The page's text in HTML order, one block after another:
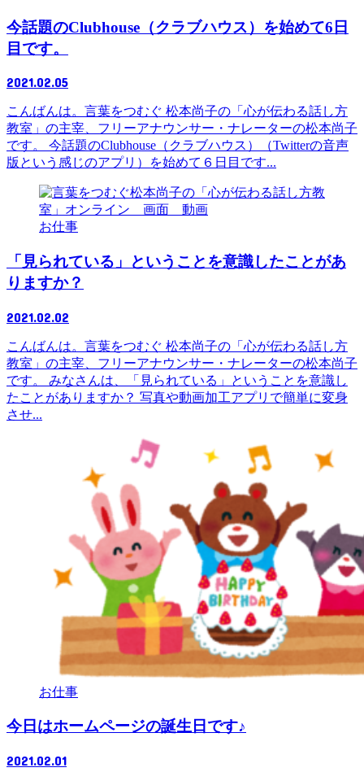
今話題のClubhouse（クラブハウス）を始めて6日
目です。
2021.02.05
こんばんは。言葉をつむぐ 松本尚子の「心が伝わる話し方
教室」の主宰、フリーアナウンサー・ナレーターの松本尚子
です。 今話題のClubhouse（クラブハウス）（Twitterの音声
版という感じのアプリ）を始めて６日目です...
お仕事
「見られている」ということを意識したことがあ
りますか？
2021.02.02
こんばんは。言葉をつむぐ 松本尚子の「心が伝わる話し方
教室」の主宰、フリーアナウンサー・ナレーターの松本尚子
です。 みなさんは、「見られている」ということを意識し
たことがありますか？ 写真や動画加工アプリで簡単に変身
させ...
お仕事
今日はホームページの誕生日です♪
2021.02.01